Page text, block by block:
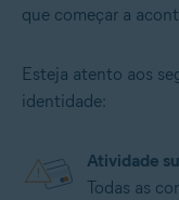
que começar a
Esteja atento aos
identidade:
Atividade
Todas as